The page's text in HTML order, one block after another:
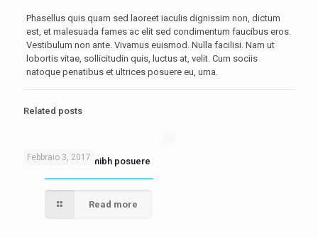
Phasellus quis quam sed laoreet iaculis dignissim non, dictum
est, et malesuada fames ac elit sed condimentum faucibus eros.
Vestibulum non ante. Vivamus euismod. Nulla facilisi. Nam ut
lobortis vitae, sollicitudin quis, luctus at, velit. Cum sociis
natoque penatibus et ultrices posuere eu, urna.
Related posts
Febbraio 3, 2017
Nam nec felis et nibh posuere
Read more